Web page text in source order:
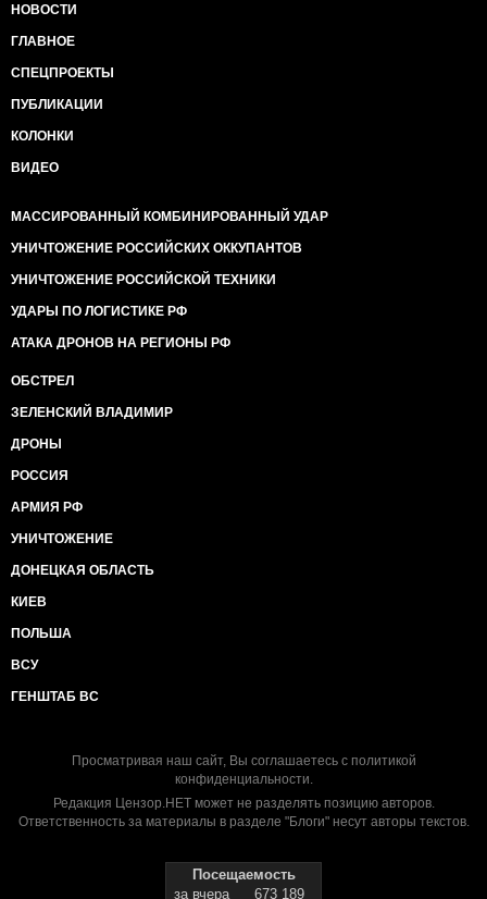
НОВОСТИ
ГЛАВНОЕ
СПЕЦПРОЕКТЫ
ПУБЛИКАЦИИ
КОЛОНКИ
ВИДЕО
МАССИРОВАННЫЙ КОМБИНИРОВАННЫЙ УДАР
УНИЧТОЖЕНИЕ РОССИЙСКИХ ОККУПАНТОВ
УНИЧТОЖЕНИЕ РОССИЙСКОЙ ТЕХНИКИ
УДАРЫ ПО ЛОГИСТИКЕ РФ
АТАКА ДРОНОВ НА РЕГИОНЫ РФ
ОБСТРЕЛ
ЗЕЛЕНСКИЙ ВЛАДИМИР
ДРОНЫ
РОССИЯ
АРМИЯ РФ
УНИЧТОЖЕНИЕ
ДОНЕЦКАЯ ОБЛАСТЬ
КИЕВ
ПОЛЬША
ВСУ
ГЕНШТАБ ВС
Просматривая наш сайт, Вы соглашаетесь с политикой
конфиденциальности.
Редакция Цензор.НЕТ может не разделять позицию авторов.
Ответственность за материалы в разделе "Блоги" несут авторы текстов.
Посещаемость
за вчера
673 189